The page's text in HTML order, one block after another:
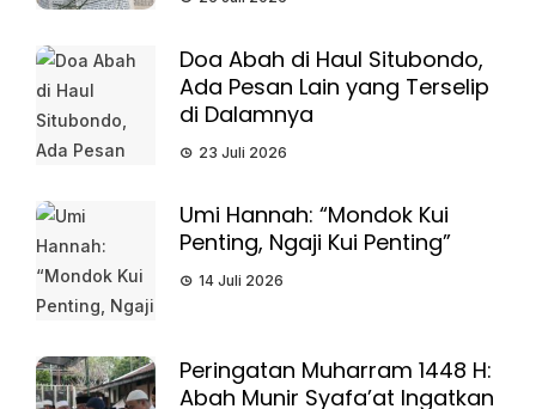
Doa Abah di Haul Situbondo,
Ada Pesan Lain yang Terselip
di Dalamnya
23 Juli 2026
Umi Hannah: “Mondok Kui
Penting, Ngaji Kui Penting”
14 Juli 2026
Peringatan Muharram 1448 H:
Abah Munir Syafa’at Ingatkan